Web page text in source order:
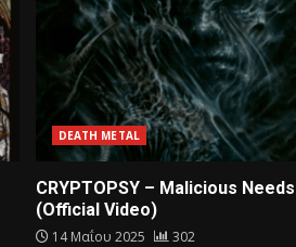
DEATH METAL
CRYPTOPSY – Malicious Needs
(Official Video)
14 Μαΐου 2025 302